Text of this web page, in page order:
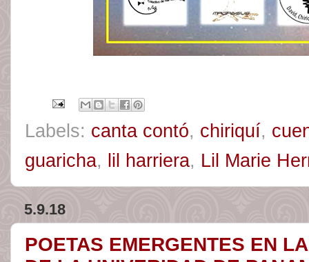
Labels: canta contó, chiriquí,
guaricha, lil harriera, Lil Marie
5.9.18
POETAS EMERGENTES EN